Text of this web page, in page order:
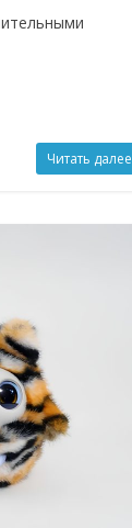
Читать далее